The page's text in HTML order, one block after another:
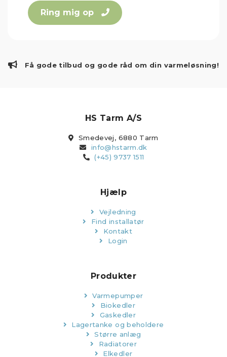
Ring mig op
Få gode tilbud og gode råd om din varmeløsning!
HS Tarm A/S
Smedevej, 6880 Tarm
info@hstarm.dk
(+45) 9737 1511
Hjælp
Vejledning
Find installatør
Kontakt
Login
Produkter
Varmepumper
Biokedler
Gaskedler
Lagertanke og beholdere
Større anlæg
Radiatorer
Elkedler